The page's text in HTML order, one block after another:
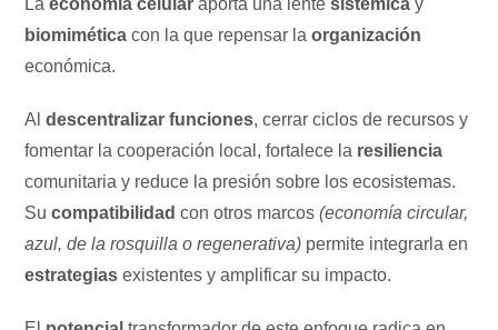
Laeconomía celular aporta una lentesistémica y
biomimética con la que repensar laorganización
económica.
Aldescentralizar funciones, cerrar ciclos de recursos y
fomentar la cooperación local, fortalece la resiliencia
comunitaria y reduce la presión sobre los ecosistemas.
Sucompatibilidad con otros marcos(economía circular,
azul, de la rosquilla o regenerativa) permite integrarla en
estrategias existentes y amplificar su impacto.